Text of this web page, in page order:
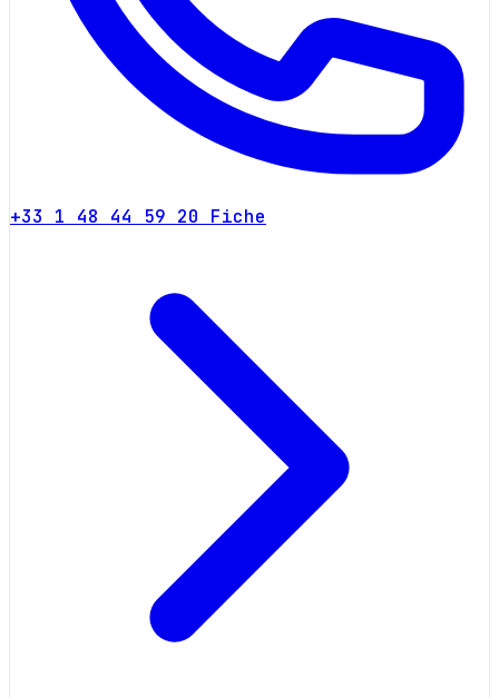
+33 1 48 44 59 20 Fiche